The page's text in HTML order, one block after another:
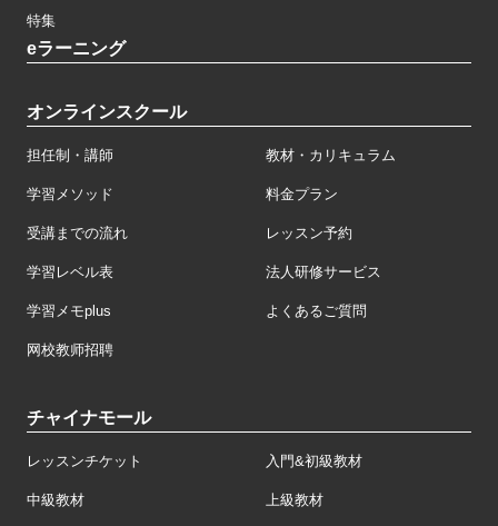
特集
eラーニング
オンラインスクール
担任制・講師 教材・カリキュラム
学習メソッド 料金プラン
受講までの流れ レッスン予約
学習レベル表 法人研修サービス
学習メモplus よくあるご質問
网校教师招聘
チャイナモール
レッスンチケット 入門&初級教材
中級教材 上級教材